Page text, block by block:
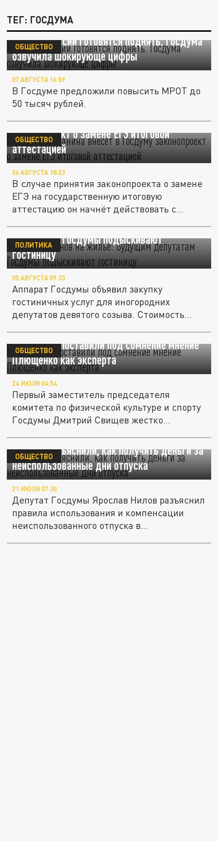
ТЕГ: ГОСДУМА
МРОТ в России готовятся поднять. Госдума
озвучила шокирующе цифры
ОБЩЕСТВО
07 АВГУСТА 16:59
В Госдуме предложили повысить МРОТ до
50 тысяч рублей.
Депутат Останина внесёт в Госдуму
законопроект о замене ЕГЭ итоговой
аттестацией
ОБЩЕСТВО
06 АВГУСТА 18:23
В случае принятия законопроекта о замене
ЕГЭ на государственную итоговую
аттестацию он начнёт действовать с...
189 миллионов на жильё: Будущим
депутатам Госдумы подыскивают
гостиницу
ПОЛИТИКА
05 АВГУСТА 09:33
Аппарат Госдумы объявил закупку
гостиничных услуг для иногородних
депутатов девятого созыва. Стоимость...
В Госдуме поставили под сомнение мнение
Плющенко как эксперта
ОБЩЕСТВО
24 ИЮЛЯ 04:54
Первый заместитель председателя
комитета по физической культуре и спорту
Госдумы Дмитрий Свищев жестко...
Депутат объяснили, как получить деньги за
неиспользованные дни отпуска
ОБЩЕСТВО
21 ИЮЛЯ 07:30
Депутат Госдумы Ярослав Нилов разъяснил
правила использования и компенсации
неиспользованного отпуска в...